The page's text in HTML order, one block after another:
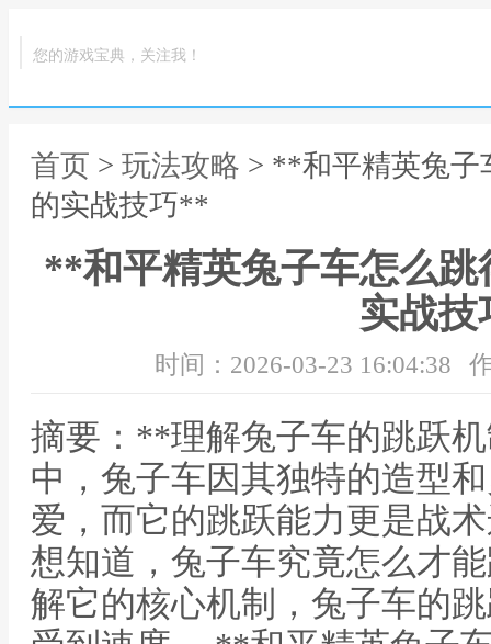
您的游戏宝典，关注我！
首页 > 玩法攻略 > **和平精英兔子
的实战技巧**
**和平精英兔子车怎么
实战
时间：2026-03-23 16:04:38
摘要：**理解兔子车的跳跃
中，兔子车因其独特的造型
爱，而它的跳跃能力更是战
想知道，兔子车究竟怎么才
解它的核心机制，兔子车的